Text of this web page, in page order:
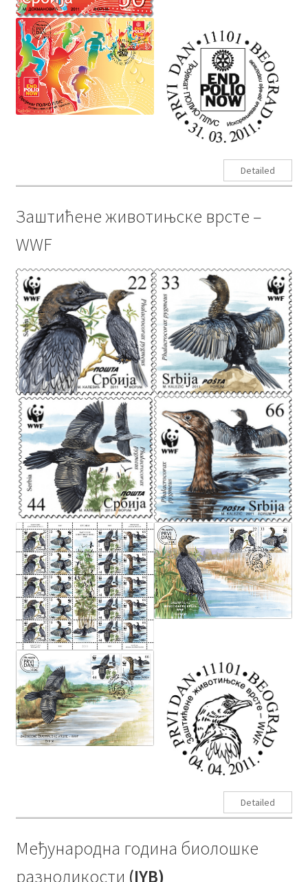
Detailed
Заштићене животињске врсте –
WWF
Detailed
Међународна година биолошке
разноликости (IYB)